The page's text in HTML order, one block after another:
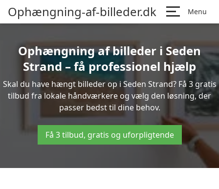
Ophængning-af-billeder.dk Menu
Ophængning af billeder i Seden
Strand – få professionel hjælp
Skal du have hængt billeder op i Seden Strand? Få 3 gratis
tilbud fra lokale håndværkere og vælg den løsning, der
passer bedst til dine behov.
Få 3 tilbud, gratis og uforpligtende